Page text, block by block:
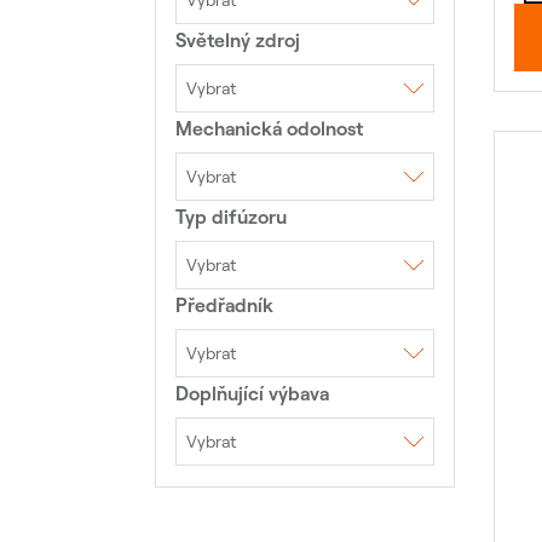
Světelný zdroj
Vybrat
LED moduly
Mechanická odolnost
Vybrat
IK02
IK03
Typ difúzoru
Vybrat
Hliníkový reflektor
Microprismatický kryt
Prismatický kryt
Předřadník
Vybrat
4DIM ZHAGA
4DIM NEMA
DALI
Doplňující výbava
Vybrat
20kV